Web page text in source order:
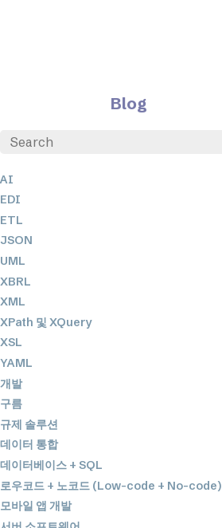
Blog
AI
EDI
ETL
JSON
UML
XBRL
XML
XPath 및 XQuery
XSL
YAML
개발
구름
규제 솔루션
데이터 통합
데이터베이스 + SQL
로우코드 + 노코드 (Low-code + No-code)
모바일 앱 개발